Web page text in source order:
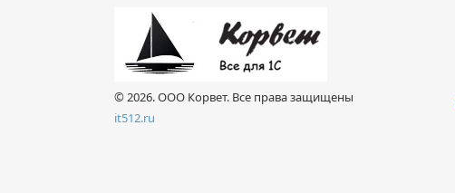
© 2026. ООО Корвет. Все права защищены
it512.ru